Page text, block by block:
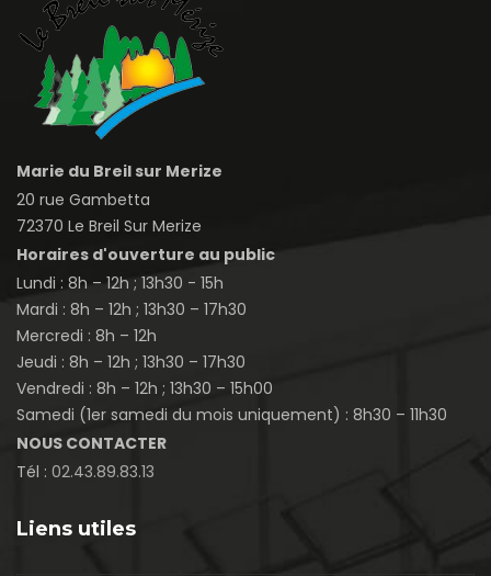
Marie du Breil sur Merize
20 rue Gambetta
72370 Le Breil Sur Merize
Horaires d'ouverture au public
Lundi : 8h – 12h ; 13h30 - 15h
Mardi : 8h – 12h ; 13h30 – 17h30
Mercredi : 8h – 12h
Jeudi : 8h – 12h ; 13h30 – 17h30
Vendredi : 8h – 12h ; 13h30 – 15h00
Samedi (1er samedi du mois uniquement) : 8h30 – 11h30
NOUS CONTACTER
Tél : 02.43.89.83.13
Liens utiles